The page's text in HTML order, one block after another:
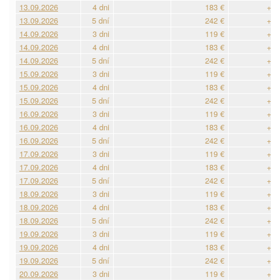
13.09.2026
4 dni 183 €
13.09.2026
5 dní 242 €
14.09.2026
3 dni 119 €
14.09.2026
4 dni 183 €
14.09.2026
5 dní 242 €
15.09.2026
3 dni 119 €
15.09.2026
4 dni 183 €
15.09.2026
5 dní 242 €
16.09.2026
3 dni 119 €
16.09.2026
4 dni 183 €
16.09.2026
5 dní 242 €
17.09.2026
3 dni 119 €
17.09.2026
4 dni 183 €
17.09.2026
5 dní 242 €
18.09.2026
3 dni 119 €
18.09.2026
4 dni 183 €
18.09.2026
5 dní 242 €
19.09.2026
3 dni 119 €
19.09.2026
4 dni 183 €
19.09.2026
5 dní 242 €
20.09.2026
3 dni 119 €